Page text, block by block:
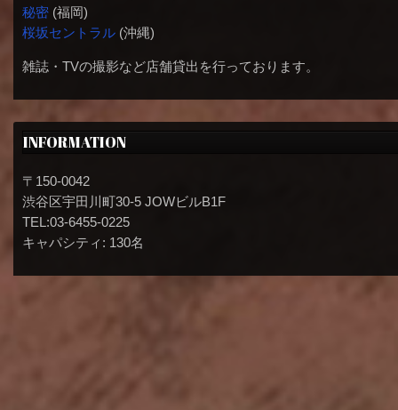
秘密(福岡)
桜坂セントラル(沖縄)
雑誌・TVの撮影など店舗貸出を行っております。
INFORMATION
〒150-0042
渋谷区宇田川町30-5 JOWビルB1F
TEL:03-6455-0225
キャパシティ: 130名